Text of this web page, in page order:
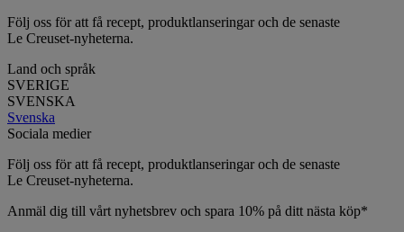
Följ oss för att få recept, produktlanseringar och de senaste
Le Creuset-nyheterna.
Land och språk
SVERIGE
SVENSKA
Svenska
Sociala medier
Följ oss för att få recept, produktlanseringar och de senaste
Le Creuset-nyheterna.
Anmäl dig till vårt nyhetsbrev och spara 10% på ditt nästa köp*